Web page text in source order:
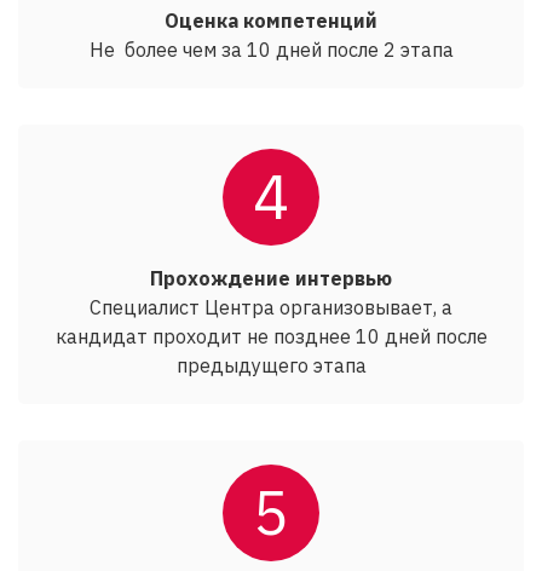
Оценка компетенций
Не более чем за 10 дней после 2 этапа
4
Прохождение интервью
Специалист Центра организовывает, а
кандидат проходит не позднее 10 дней после
предыдущего этапа
5